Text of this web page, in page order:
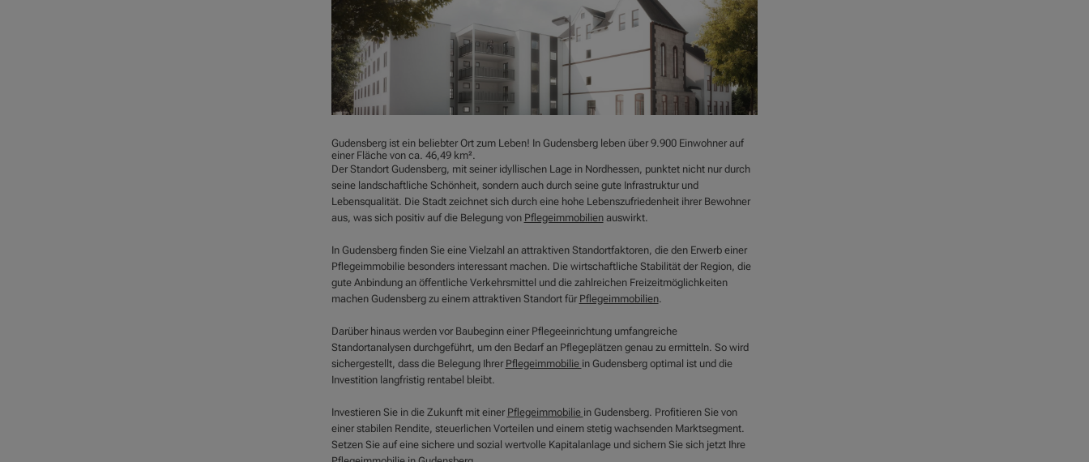
Gudensberg ist ein beliebter Ort zum Leben! In Gudensberg leben über 9.900 Einwohner auf
einer Fläche von ca. 46,49 km².
Der Standort Gudensberg, mit seiner idyllischen Lage in Nordhessen, punktet nicht nur durch
seine landschaftliche Schönheit, sondern auch durch seine gute Infrastruktur und
Lebensqualität. Die Stadt zeichnet sich durch eine hohe Lebenszufriedenheit ihrer Bewohner
aus, was sich positiv auf die Belegung von Pflegeimmobilienauswirkt.
In Gudensberg finden Sie eine Vielzahl an attraktiven Standortfaktoren, die den Erwerb einer
Pflegeimmobilie besonders interessant machen. Die wirtschaftliche Stabilität der Region, die
gute Anbindung an öffentliche Verkehrsmittel und die zahlreichen Freizeitmöglichkeiten
machen Gudensberg zu einem attraktiven Standort für Pflegeimmobilien.
Darüber hinaus werden vor Baubeginn einer Pflegeeinrichtung umfangreiche
Standortanalysen durchgeführt, um den Bedarf an Pflegeplätzen genau zu ermitteln. So wird
sichergestellt, dass die Belegung Ihrer Pflegeimmobilie in Gudensberg optimal ist und die
Investition langfristig rentabel bleibt.
Investieren Sie in die Zukunft mit einer Pflegeimmobilie in Gudensberg. Profitieren Sie von
einer stabilen Rendite, steuerlichen Vorteilen und einem stetig wachsenden Marktsegment.
Setzen Sie auf eine sichere und sozial wertvolle Kapitalanlage und sichern Sie sich jetzt Ihre